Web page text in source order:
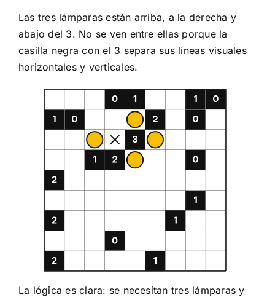
Las tres lámparas están arriba, a la derecha y
abajo del 3. No se ven entre ellas porque la
casilla negra con el 3 separa sus líneas visuales
horizontales y verticales.
La lógica es clara: se necesitan tres lámparas y